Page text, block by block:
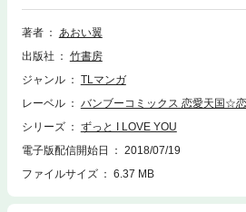
著者
あおい翼
出版社
竹書房
ジャンル
TLマンガ
レーベル
バンブーコミックス 恋愛天国☆
シリーズ
ずっと I LOVE YOU
電子版配信開始日
2018/07/19
ファイルサイズ
6.37 MB